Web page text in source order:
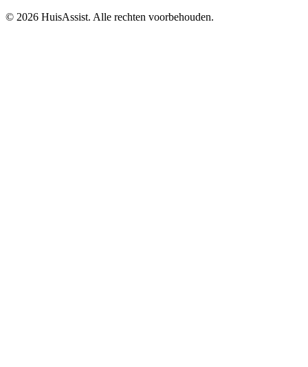
© 2026 HuisAssist. Alle rechten voorbehouden.